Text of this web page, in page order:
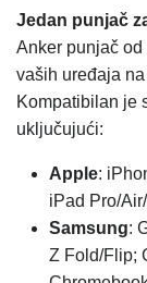
Jedan punjač
Anker punjač
vaših uređaja
Kompatibilan je
uključujući:
Apple:
iPad Pro/
Samsung:
Z Fold/Flip;